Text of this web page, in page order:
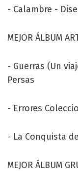
- Calambre -
MEJOR ÁLBUM
- Guerras (Un
Persas
- Errores
- La Conquista
MEJOR ÁLBUM